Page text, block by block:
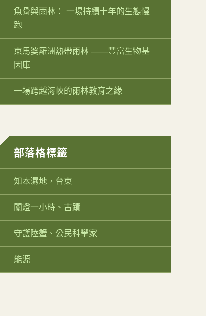
魚骨與雨林： 一場持續十年的生態慢
跑
東馬婆羅洲熱帶雨林 ——豐富生物基
因庫
一場跨越海峽的雨林教育之緣
部落格標籤
知本濕地，台東
關燈一小時、古蹟
守護陸蟹、公民科學家
能源